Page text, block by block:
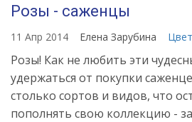
Розы - саженцы
11 Апр 2014 Елена Зарубина
Розы! Как не любить эти
удержаться от покупки
столько сортов и видов, что
пополнять свою коллекцию -